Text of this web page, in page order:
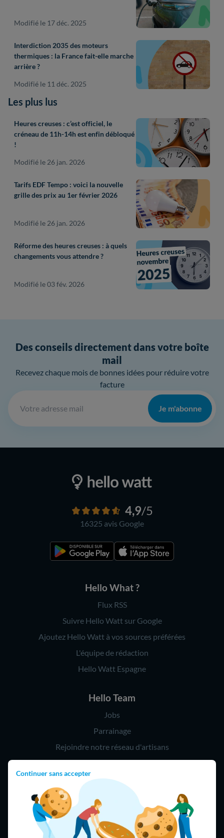
Continuer sans accepter
Modifié le 17 déc. 2025
Interdiction 2035 des moteurs
thermiques : la France fait-elle marche
arrière ?
Modifié le 11 déc. 2025
Les plus lus
Heures creuses : c’est officiel, le
créneau de 11h-14h est enfin débloqué
!
Modifié le 26 jan. 2026
Tarifs EDF Tempo : voici la nouvelle
grille des prix au 1er février 2026
Modifié le 26 jan. 2026
Réforme des heures creuses : à quels
changements vous attendre ?
Modifié le 03 fév. 2026
Des conseils directement dans votre boîte
mail
Recevez chaque mois de bonnes idées pour réduire votre
facture
Je m'abonne
4,9/5
16325 avis Google
Hello What ?
Flux RSS
Suivre Hello Watt sur Google
Ajoutez Hello Watt à vos sources préférées
L'équipe de rédaction
Hello Watt Espagne
Hello Team
Jobs
Parrainage
Rejoindre notre réseau d'artisans
Hello !
09 75 18 60 60
(8h-21h)
75018 Paris